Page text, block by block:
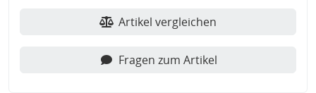
Artikel vergleichen
Fragen zum Artikel